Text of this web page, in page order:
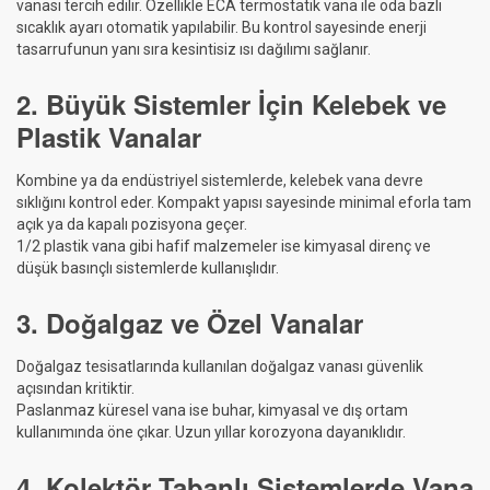
vanası tercih edilir. Özellikle ECA termostatik vana ile oda bazlı
sıcaklık ayarı otomatik yapılabilir. Bu kontrol sayesinde enerji
tasarrufunun yanı sıra kesintisiz ısı dağılımı sağlanır.
2. Büyük Sistemler İçin Kelebek ve
Plastik Vanalar
Kombine ya da endüstriyel sistemlerde, kelebek vana devre
sıklığını kontrol eder. Kompakt yapısı sayesinde minimal eforla tam
açık ya da kapalı pozisyona geçer.
1/2 plastik vana gibi hafif malzemeler ise kimyasal direnç ve
düşük basınçlı sistemlerde kullanışlıdır.
3. Doğalgaz ve Özel Vanalar
Doğalgaz tesisatlarında kullanılan doğalgaz vanası güvenlik
açısından kritiktir.
Paslanmaz küresel vana ise buhar, kimyasal ve dış ortam
kullanımında öne çıkar. Uzun yıllar korozyona dayanıklıdır.